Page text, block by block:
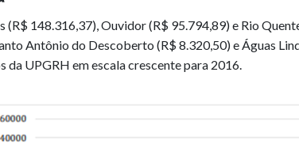
(R$ 148.316,37), Ouvidor (R$ 95.794,89) e Rio
Antônio do Descoberto (R$ 8.320,50) e Águas
da UPGRH em escala crescente para 2016.